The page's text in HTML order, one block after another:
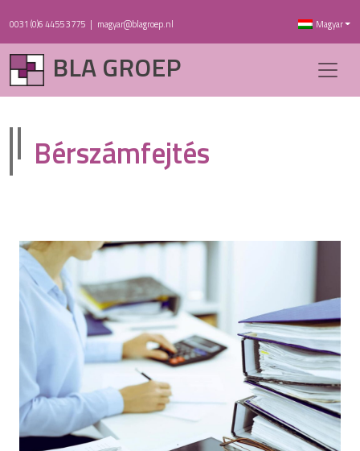
0031 (0)6 4455 3775 | magyar@blagroep.nl Magyar
BLA GROEP
Bérszámfejtés